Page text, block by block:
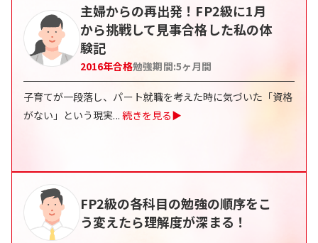
主婦からの再出発！FP2級に1月
から挑戦して見事合格した私の体
験記
2016年合格勉強期間:5ヶ月間
子育てが一段落し、パート就職を考えた時に気づいた「資格
がない」という現実... 続きを見る▶
FP2級の各科目の勉強の順序をこ
う変えたら理解度が深まる！